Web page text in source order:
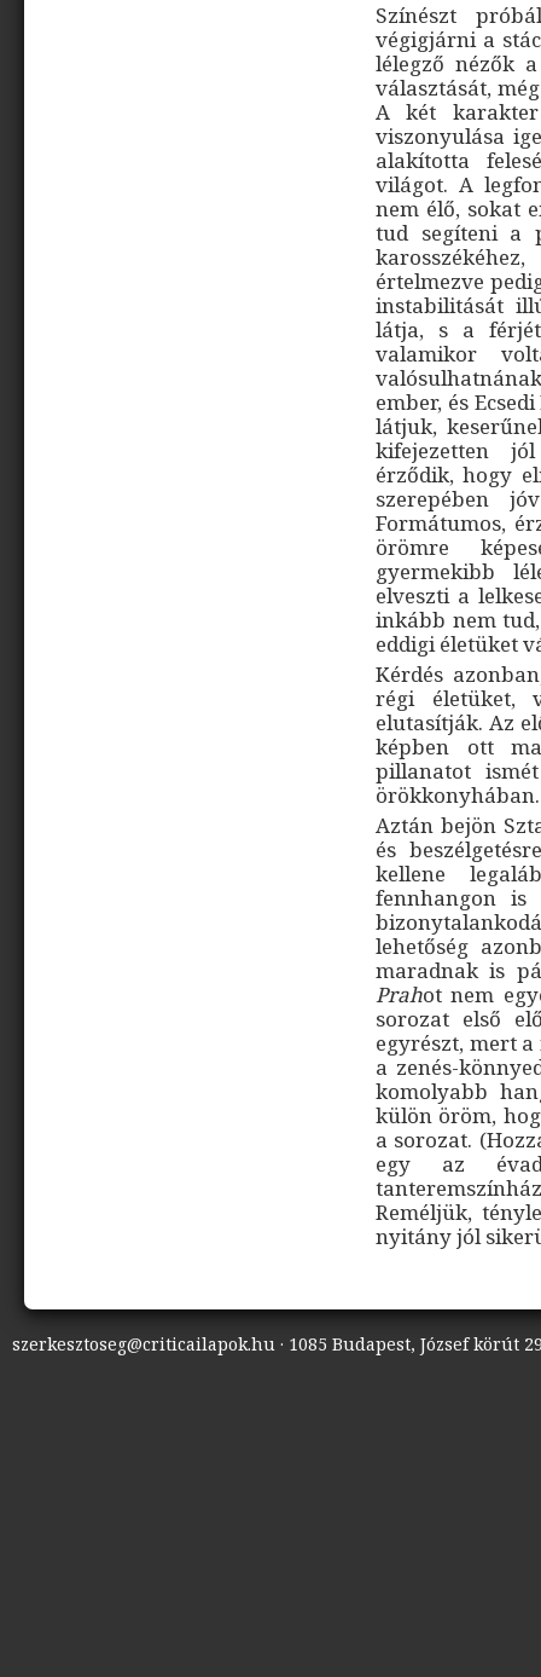
Színészt
végigjárni a
lélegző nézők
választását,
A két
viszonyulása
alakította
világot. A
nem élő, sokat
tud segíteni a
értelmezve
instabilitását
látja, s a
valamikor
ember, és
látjuk,
kifejezetten
érződik, hogy
szerepében
Formátumos,
örömre
gyermekibb
elveszti a
inkább nem
eddigi életüket
Kérdés
régi életüket,
elutasítják. Az
képben ott
pillanatot
Aztán bejön
és
kellene
fennhangon
lehetőség
maradnak is
Prahot nem
sorozat első
egyrészt, mert
a zenés-
komolyabb
külön öröm,
a sorozat.
egy az
Reméljük,
nyitány jól
szerkesztoseg@criticailapok.hu · 1085 Budapest, József körút